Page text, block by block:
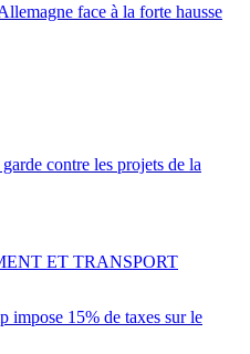
face à la forte hausse
contre les projets de la
impose 15% de taxes sur le
ET TRANSPORT